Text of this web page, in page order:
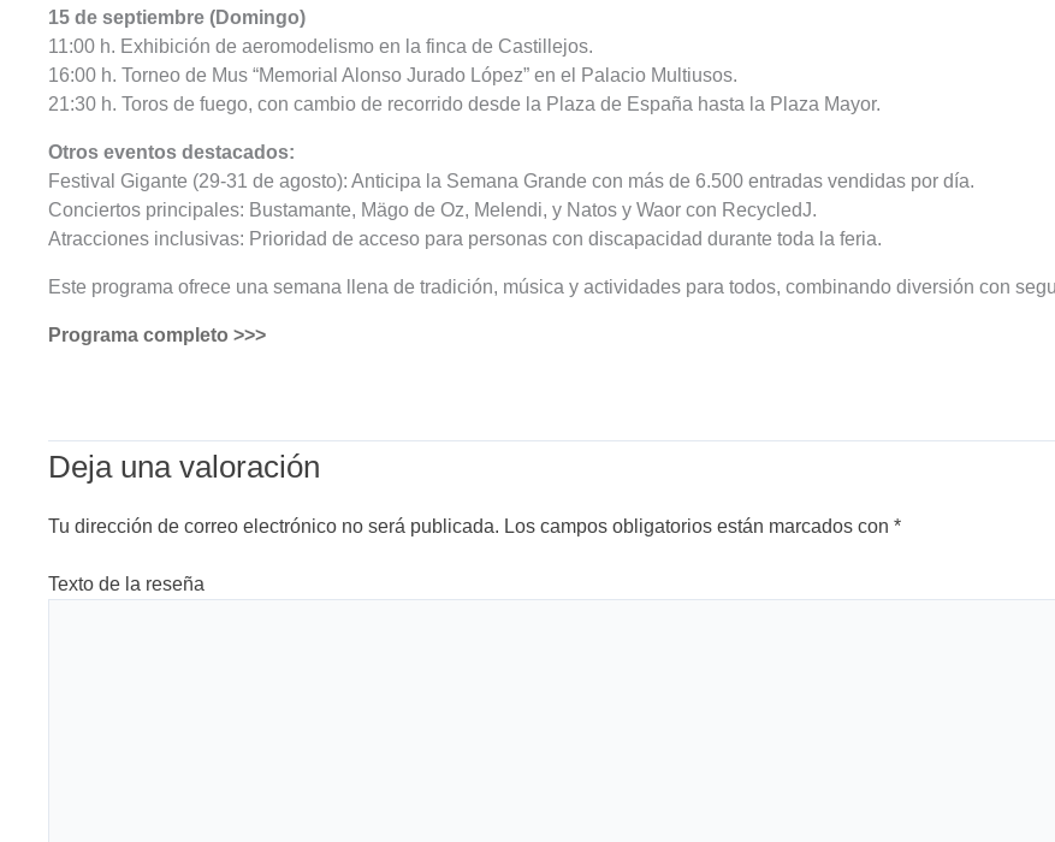
15 de septiembre (Domingo)
11:00 h. Exhibición de aeromodelismo en la finca de Castillejos.
16:00 h. Torneo de Mus “Memorial Alonso Jurado López” en el Palacio Multiusos.
21:30 h. Toros de fuego, con cambio de recorrido desde la Plaza de España hasta la Plaza Mayor.
Otros eventos destacados:
Festival Gigante (29-31 de agosto): Anticipa la Semana Grande con más de 6.500 entradas vendidas por día.
Conciertos principales: Bustamante, Mägo de Oz, Melendi, y Natos y Waor con RecycledJ.
Atracciones inclusivas: Prioridad de acceso para personas con discapacidad durante toda la feria.
Este programa ofrece una semana llena de tradición, música y actividades para todos, combinando diversión con
Programa completo >>>
Deja una valoración
Tu dirección de correo electrónico no será publicada. Los campos obligatorios están marcados con *
Texto de la reseña